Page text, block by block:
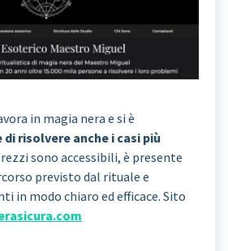
in magia nera e si è
di risolvere anche i casi più
sono accessibili, è presente
previsto dal rituale e
in modo chiaro ed efficace. Sito